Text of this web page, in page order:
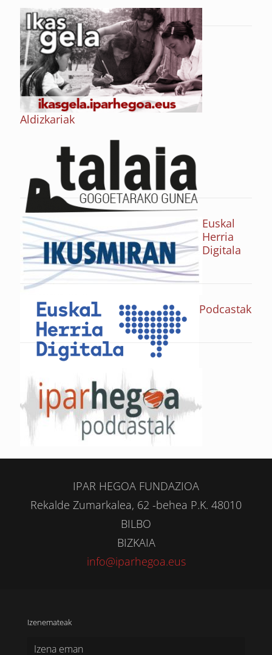
Aldizkariak
Euskal
Herria
Digitala
Podcastak
IPAR HEGOA FUNDAZIOA
Rekalde Zumarkalea, 62 -behea P.K. 48010
BILBO
BIZKAIA
info@iparhegoa.eus
Izenemateak
Izena eman